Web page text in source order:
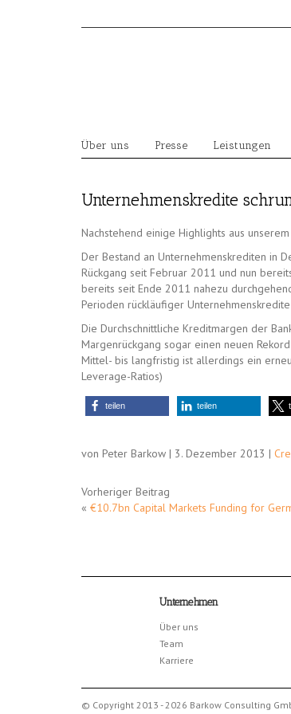
Über uns Presse Leistungen
Unternehmenskredite
Nachstehend einige Highlights aus
Der Bestand an Unternehmenskrediten in
Rückgang seit Februar 2011 und nun
bereits seit Ende 2011 nahezu
Perioden rückläufiger
Die Durchschnittliche Kreditmargen der
Margenrückgang sogar einen neuen
Mittel- bis langfristig ist allerdings ein
Leverage-Ratios)
teilen teilen
von Peter Barkow | 3. Dezember 2013 |
Vorheriger Beitrag
« €10.7bn Capital Markets Funding for
Unternehmen
Über uns
Team
Karriere
© Copyright 2013 - 2026 Barkow Consulting